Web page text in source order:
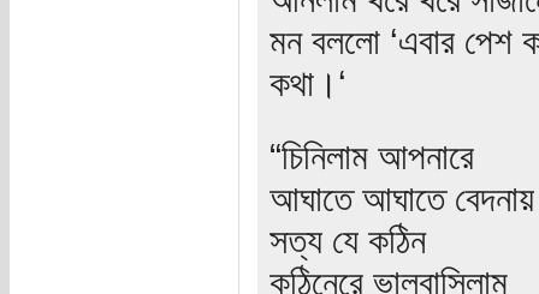
মন বললো ‘এবার পেশ
কথা।‘
“চিনিলাম আপনারে
আঘাতে আঘাতে বেদনায়
সত্য যে কঠিন
কঠিনেরে ভালবাসিলাম